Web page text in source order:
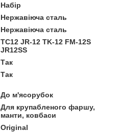
Набір
Нержавіюча сталь
Нержавіюча сталь
TC12 JR-12 TK-12 FM-12S
JR12SS
Так
Так
До м'ясорубок
Для крупабленого фаршу,
манти, ковбаси
Original